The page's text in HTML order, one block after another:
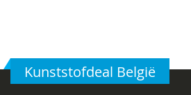
Kunststofdeal België